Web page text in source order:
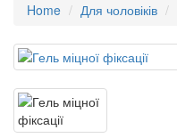
Home Для чоловіків